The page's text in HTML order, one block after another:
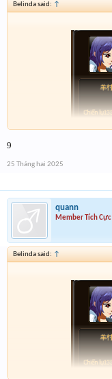
Belinda said: ↑
9
25 Tháng hai 2025
quann
Member Tích Cực
Belinda said: ↑